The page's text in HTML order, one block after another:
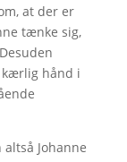
at der er
tænke sig,
hånd i
Johanne